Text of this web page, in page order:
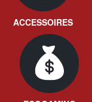
ACCESSOIRES